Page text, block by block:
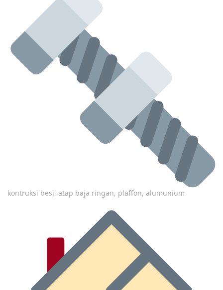
kontruksi besi, atap baja ringan, plaffon, alumunium